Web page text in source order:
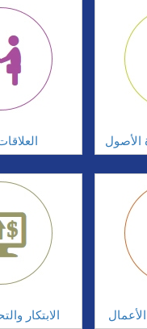
الأصول
الابتكار الأعمال